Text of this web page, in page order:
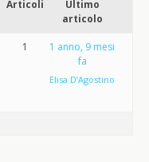
Articoli
Ultimo
articolo
1
1 anno, 9 mesi
fa
Elisa D’Agostino